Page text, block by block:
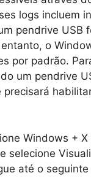
logs incluem
pendrive USB
o
por padrão.
um pendrive
precisará
Windows +
selecione
até o